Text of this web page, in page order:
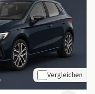
Vergleichen